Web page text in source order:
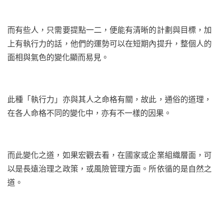
而有些人，只需要提點一二，便能有清晰的計劃與目標，加
上有執行力的話，他們的運勢可以在短期內提升，整個人的
面相與氣色的變化顯而易見。
此種「執行力」亦與其人之命格有關，故此，通俗的道理，
在各人命格不同的變化中，亦有不一樣的因果。
而此變化之道，如果宏觀去看，在國家或企業組織層面，可
以是長遠治理之政策，或風險管理方面。所依循的是自然之
道。